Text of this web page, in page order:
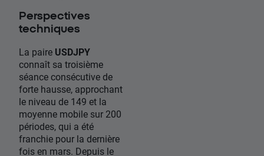
Perspectives
techniques
La paire USDJPY
connaît sa troisième
séance consécutive de
forte hausse, approchant
le niveau de 149 et la
moyenne mobile sur 200
périodes, qui a été
franchie pour la dernière
fois en mars. Depuis le